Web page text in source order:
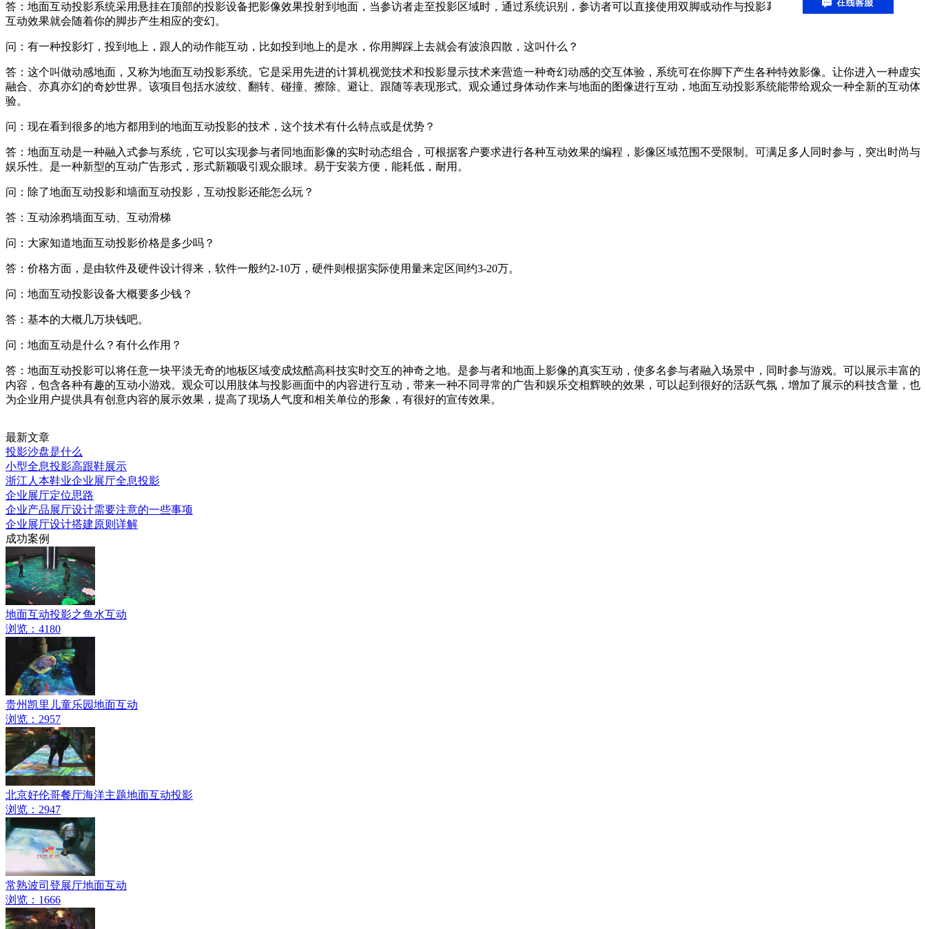
答：地面互动投影系统采用悬挂在顶部的投影设备把影像效果投射到地面，当参访者走至投影区域时，通过系统识别，参访者可以直接使用双脚或动作与投影幕上的虚拟场景进行交互，各种
互动效果就会随着你的脚步产生相应的变幻。
问：有一种投影灯，投到地上，跟人的动作能互动，比如投到地上的是水，你用脚踩上去就会有波浪四散，这叫什么？
答：这个叫做动感地面，又称为地面互动投影系统。它是采用先进的计算机视觉技术和投影显示技术来营造一种奇幻动感的交互体验，系统可在你脚下产生各种特效影像。让你进入一种虚实
融合、亦真亦幻的奇妙世界。该项目包括水波纹、翻转、碰撞、擦除、避让、跟随等表现形式。观众通过身体动作来与地面的图像进行互动，地面互动投影系统能带给观众一种全新的互动体
验。
问：现在看到很多的地方都用到的地面互动投影的技术，这个技术有什么特点或是优势？
答：地面互动是一种融入式参与系统，它可以实现参与者同地面影像的实时动态组合，可根据客户要求进行各种互动效果的编程，影像区域范围不受限制。可满足多人同时参与，突出时尚与
娱乐性。是一种新型的互动广告形式，形式新颖吸引观众眼球。易于安装方便，能耗低，耐用。
问：除了地面互动投影和墙面互动投影，互动投影还能怎么玩？
答：互动涂鸦墙面互动、互动滑梯
问：大家知道地面互动投影价格是多少吗？
答：价格方面，是由软件及硬件设计得来，软件一般约2-10万，硬件则根据实际使用量来定区间约3-20万。
问：地面互动投影设备大概要多少钱？
答：基本的大概几万块钱吧。
问：地面互动是什么？有什么作用？
答：地面互动投影可以将任意一块平淡无奇的地板区域变成炫酷高科技实时交互的神奇之地。是参与者和地面上影像的真实互动，使多名参与者融入场景中，同时参与游戏。可以展示丰富的
内容，包含各种有趣的互动小游戏。观众可以用肢体与投影画面中的内容进行互动，带来一种不同寻常的广告和娱乐交相辉映的效果，可以起到很好的活跃气氛，增加了展示的科技含量，也
为企业用户提供具有创意内容的展示效果，提高了现场人气度和相关单位的形象，有很好的宣传效果。
最新文章
投影沙盘是什么
小型全息投影高跟鞋展示
浙江人本鞋业企业展厅全息投影
企业展厅定位思路
企业产品展厅设计需要注意的一些事项
企业展厅设计搭建原则详解
成功案例
地面互动投影之鱼水互动
浏览：4180
贵州凯里儿童乐园地面互动
浏览：2957
北京好伦哥餐厅海洋主题地面互动投影
浏览：2947
常熟波司登展厅地面互动
浏览：1666